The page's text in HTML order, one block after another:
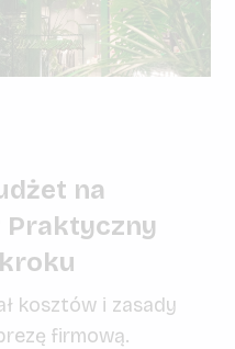
na
Praktyczny
kosztów i zasady
firmową.